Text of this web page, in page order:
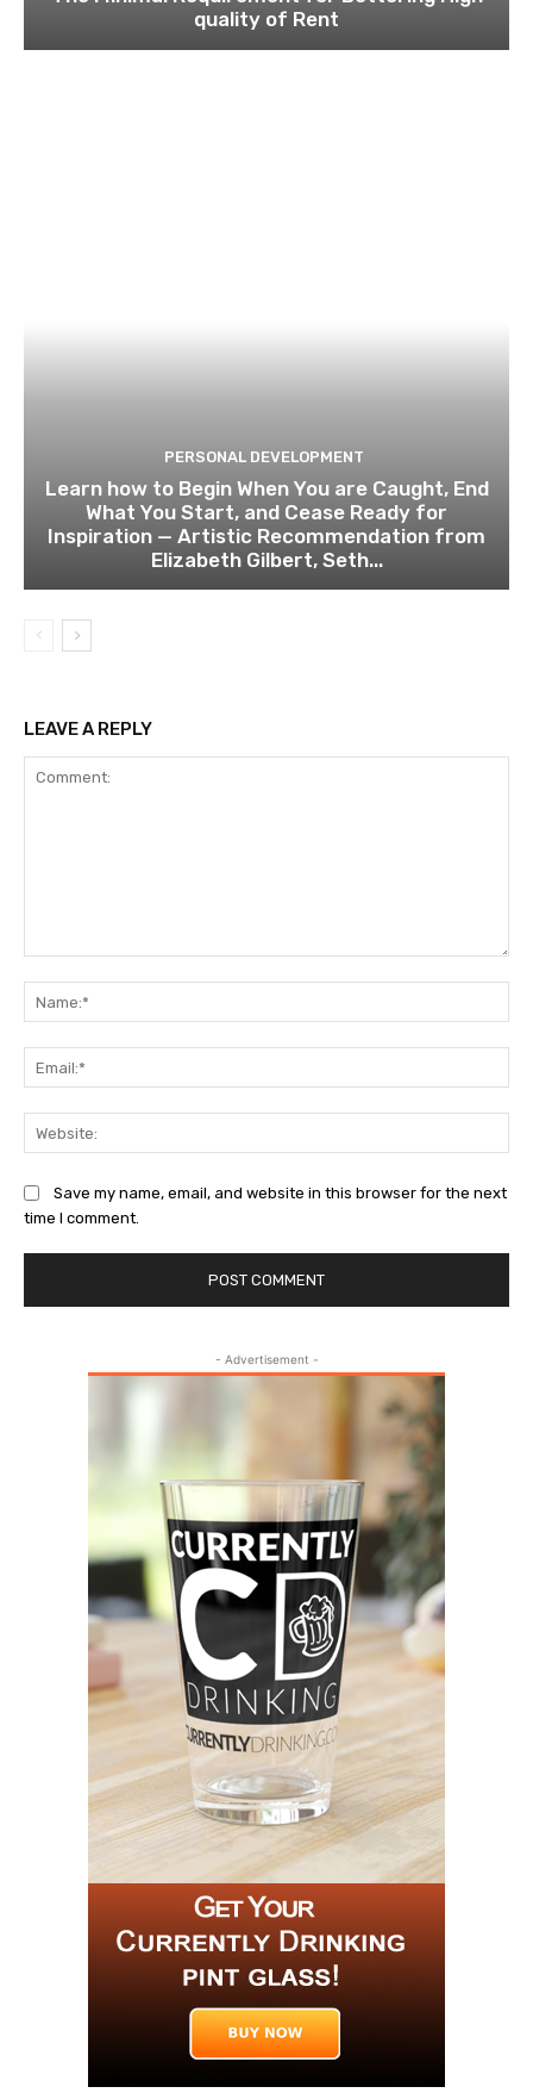
quality of Rent
PERSONAL DEVELOPMENT
Learn how to Begin When You are Caught, End
What You Start, and Cease Ready for
Inspiration — Artistic Recommendation from
Elizabeth Gilbert, Seth...
LEAVE A REPLY
Save my name, email, and website in this browser for the next
time I comment.
- Advertisement -